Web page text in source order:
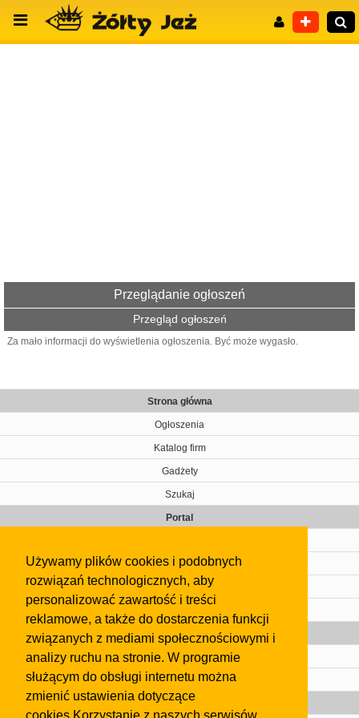
Używamy plików cookies i podobnych
rozwiązań technologicznych, aby
personalizować zawartość i treści
reklamowe, a także do dostarczenia funkcji
związanych z mediami społecznościowymi i
analizy ruchu na stronie. W programie
służącym do obsługi internetu można
zmienić ustawienia dotyczące
Przeglądanie ogłoszeń
Przegląd ogłoszeń
Za mało informacji do wyświetlenia ogłoszenia. Być może wygasło.
Strona główna
Ogłoszenia
Katalog firm
Gadżety
Szukaj
Portal
Kontakt
Regulamin
Gazeta
Olkusz
Kontakt
Strefa dla biznesu